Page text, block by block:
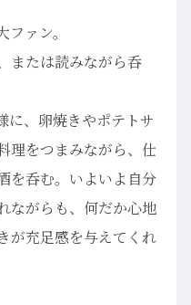
ァン。
または読みながら呑
に、卵焼きやポテトサ
理をつまみながら、仕
を呑む。いよいよ自分
ながらも、何だか心地
が充足感を与えてくれ